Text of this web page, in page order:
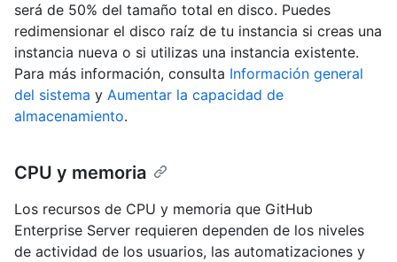
será de 50% del tamaño total en disco. Puedes
redimensionar el disco raíz de tu instancia si creas una
instancia nueva o si utilizas una instancia existente.
Para más información, consulta Información general
del sistema y Aumentar la capacidad de
almacenamiento.
CPU y memoria
Los recursos de CPU y memoria que GitHub
Enterprise Server requieren dependen de los niveles
de actividad de los usuarios, las automatizaciones y